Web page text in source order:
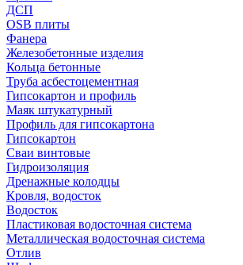
ДСП
OSB плиты
Фанера
Железобетонные изделия
Кольца бетонные
Труба асбестоцементная
Гипсокартон и профиль
Маяк штукатурный
Профиль для гипсокартона
Гипсокартон
Сваи винтовые
Гидроизоляция
Дренажные колодцы
Кровля, водосток
Водосток
Пластиковая водосточная система
Металлическая водосточная система
Отлив